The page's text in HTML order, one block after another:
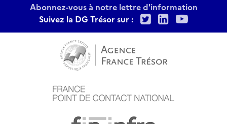
Abonnez-vous à notre lettre d'information
Suivez la DG Trésor sur :
TwitterLinkedIn